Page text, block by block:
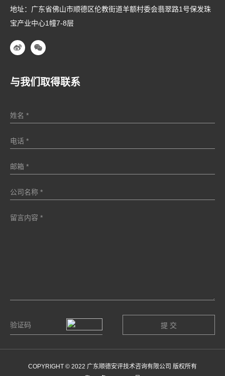
地址：广东省佛山市顺德区伦教街道羊额村委会翡翠路1号保发珠
宝产业中心1幢7-8层
与我们取得联系
COPYRIGHT © 2022 广东顺德安评技术咨询有限公司 版权所有